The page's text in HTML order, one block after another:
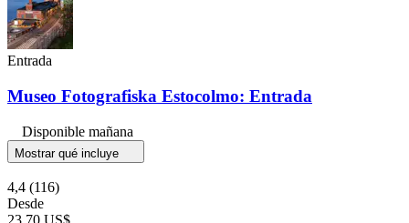
Entrada
Museo Fotografiska Estocolmo: Entrada
Disponible mañana
Mostrar qué incluye
4,4 (116)
Desde
23,70 US$